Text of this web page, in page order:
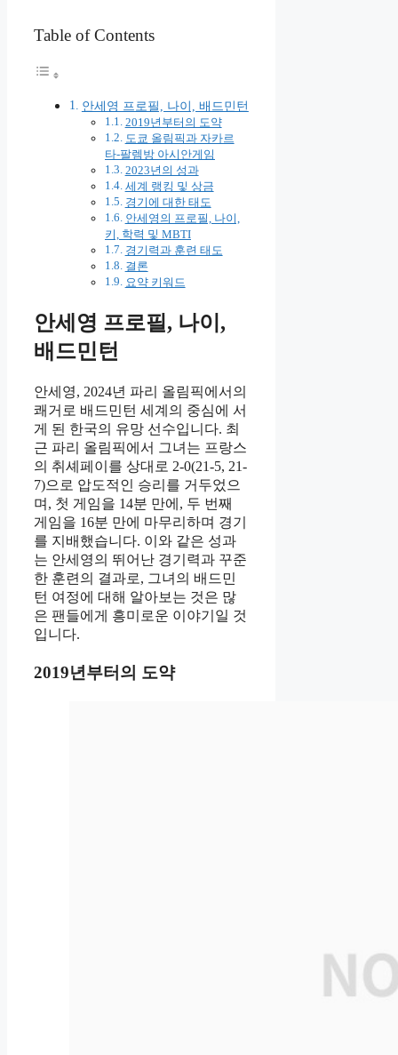
Table of Contents
안세영 프로필, 나이, 배드민턴
2019년부터의 도약
도쿄 올림픽과 자카르
타-팔렘방 아시안게임
2023년의 성과
세계 랭킹 및 상금
경기에 대한 태도
안세영의 프로필, 나이,
키, 학력 및 MBTI
경기력과 훈련 태도
결론
요약 키워드
안세영 프로필, 나이,
배드민턴
안세영, 2024년 파리 올림픽에서의
쾌거로 배드민턴 세계의 중심에 서
게 된 한국의 유망 선수입니다. 최
근 파리 올림픽에서 그녀는 프랑스
의 취셰페이를 상대로 2-0(21-5, 21-
7)으로 압도적인 승리를 거두었으
며, 첫 게임을 14분 만에, 두 번째
게임을 16분 만에 마무리하며 경기
를 지배했습니다. 이와 같은 성과
는 안세영의 뛰어난 경기력과 꾸준
한 훈련의 결과로, 그녀의 배드민
턴 여정에 대해 알아보는 것은 많
은 팬들에게 흥미로운 이야기일 것
입니다.
2019년부터의 도약